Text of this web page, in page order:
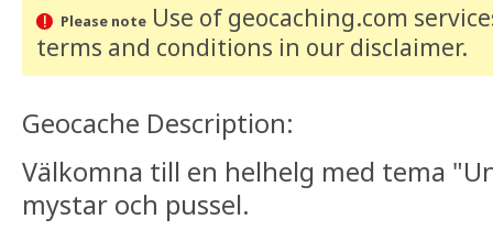
Please noteUse of geocaching.com
terms and conditions in our disclaimer.
Geocache Description:
Välkomna till en helhelg med tema
mystar och pussel.